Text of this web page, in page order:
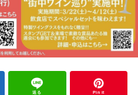
送る Pin it